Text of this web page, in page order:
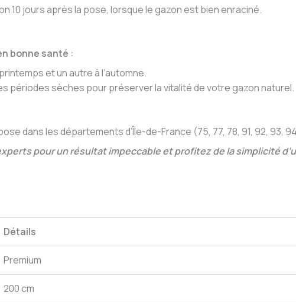
10 jours après la pose, lorsque le gazon est bien enraciné.
bonne santé :
et un autre à l’automne.
périodes sèches pour préserver la vitalité de votre gazon naturel.
dans les départements d’Île-de-France (75, 77, 78, 91, 92, 93,
pour un résultat impeccable et profitez de la simplicité
Détails
Premium
200 cm